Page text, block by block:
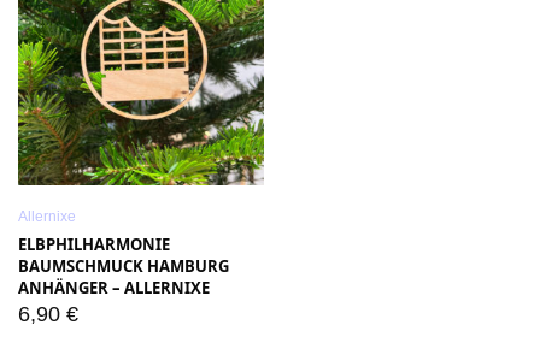
Allernixe
ELBPHILHARMONIE
BAUMSCHMUCK HAMBURG
ANHÄNGER – ALLERNIXE
6,90 €